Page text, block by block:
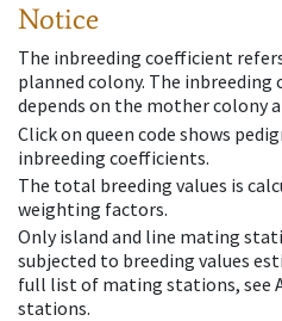
Notice
The inbreeding coefficient
planned colony. The
depends on the mother colony
Click on queen code shows
inbreeding coefficients.
The total breeding values is
weighting factors.
Only island and line mating
subjected to breeding values
full list of mating stations, see
stations.